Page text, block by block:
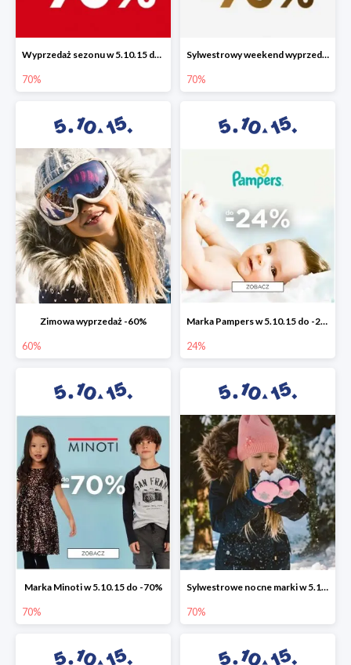
Wyprzedaż sezonu w 5.10.15 do -70%
70%
Sylwestrowy weekend wyprzedaży do -70%
70%
Zimowa wyprzedaż -60%
60%
Marka Pampers w 5.10.15 do -24%
24%
Marka Minoti w 5.10.15 do -70%
70%
Sylwestrowe nocne marki w 5.10.15 do -70%
70%